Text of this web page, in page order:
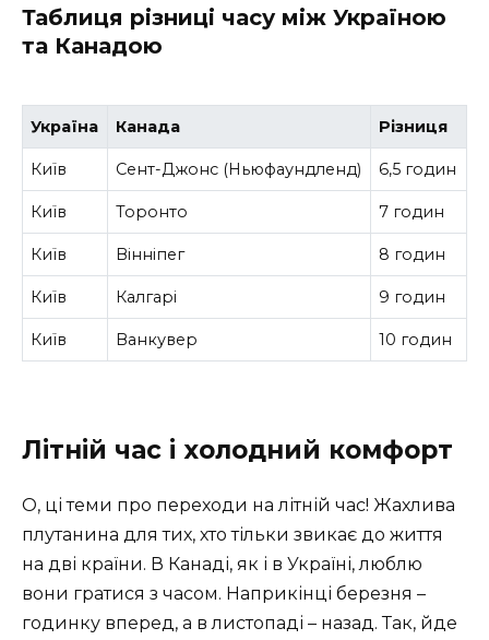
Таблиця різниці часу між Україною
та Канадою
Україна Канада Різниця
Київ Сент-Джонс (Ньюфаундленд) 6,5 годин
Київ Торонто 7 годин
Київ Вінніпег 8 годин
Київ Калгарі 9 годин
Київ Ванкувер 10 годин
Літній час і холодний комфорт
О, ці теми про переходи на літній час! Жахлива
плутанина для тих, хто тільки звикає до життя
на дві країни. В Канаді, як і в Україні, люблю
вони гратися з часом. Наприкінці березня –
годинку вперед, а в листопаді – назад. Так, йде